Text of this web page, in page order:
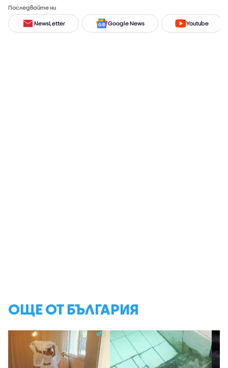
Последвайте ни
NewsLetter Google News Youtube
ОЩЕ ОТ БЪЛГАРИЯ